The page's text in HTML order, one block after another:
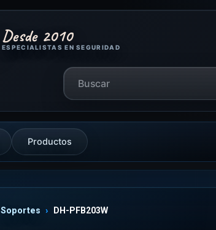
Desde 2010
ESPECIALISTAS EN SEGURIDAD
Productos
Soportes DH-PFB203W